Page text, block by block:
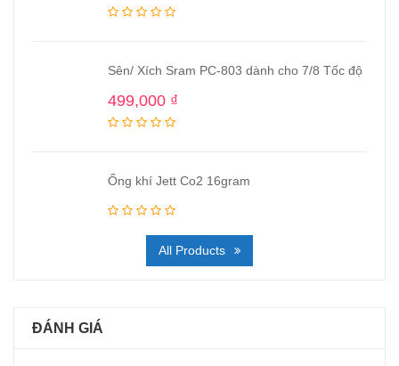
Sên/ Xích Sram PC-803 dành cho 7/8 Tốc độ
499,000 ₫
Ống khí Jett Co2 16gram
All Products
ĐÁNH GIÁ